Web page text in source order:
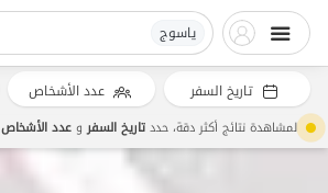
یاسوج
تاريخ السفر عدد الأشخاص
لمشاهدة نتائج أكثر دقة، حددتاريخ السفروعدد الأشخاص